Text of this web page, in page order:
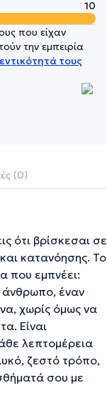
10
που είχαν
την εμπειρία
τους
(0)
ότι βρίσκεσαι σε
κατανόησης. Το
που εμπνέει:
άνθρωπο, έναν
χωρίς όμως να
Είναι
λεπτομέρεια
ζεστό τρόπο,
σου με